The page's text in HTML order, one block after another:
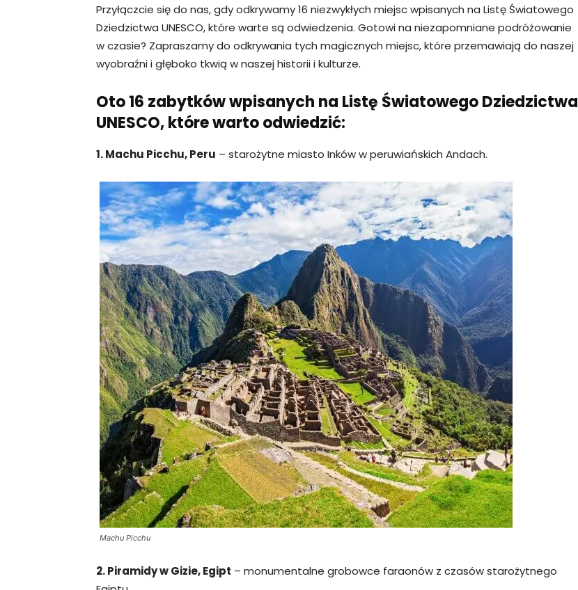
Przyłączcie się do nas, gdy odkrywamy 16 niezwykłych miejsc wpisanych na Listę Światowego
Dziedzictwa UNESCO, które warte są odwiedzenia. Gotowi na niezapomniane podróżowanie
w czasie? Zapraszamy do odkrywania tych magicznych miejsc, które przemawiają do naszej
wyobraźni i głęboko tkwią w naszej historii i kulturze.
Oto 16 zabytków wpisanych na Listę Światowego Dziedzictwa
UNESCO, które warto odwiedzić:
1. Machu Picchu, Peru – starożytne miasto Inków w peruwiańskich Andach.
Machu Picchu
2. Piramidy w Gizie, Egipt – monumentalne grobowce faraonów z czasów starożytnego